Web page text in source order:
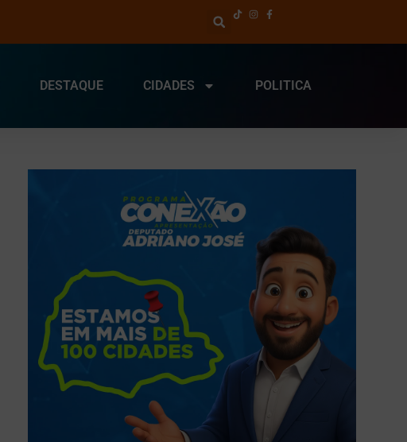
DESTAQUE CIDADES POLITICA